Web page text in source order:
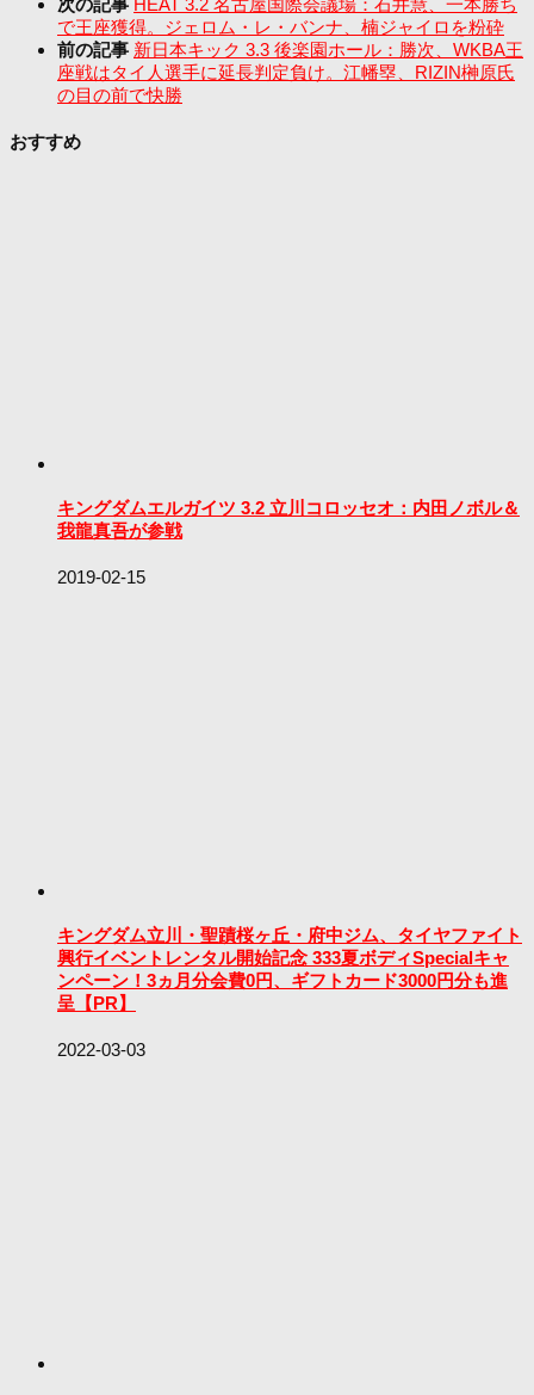
で王座獲得。ジェロム・レ・バンナ、楠ジャイロを粉砕
前の記事 新日本キック 3.3 後楽園ホール：勝次、WKBA王
座戦はタイ人選手に延長判定負け。江幡塁、RIZIN榊原氏
の目の前で快勝
おすすめ
キングダムエルガイツ 3.2 立川コロッセオ：内田ノボル＆
我龍真吾が参戦
2019-02-15
キングダム立川・聖蹟桜ヶ丘・府中ジム、タイヤファイト
興行イベントレンタル開始記念 333夏ボディSpecialキャ
ンペーン！3ヵ月分会費0円、ギフトカード3000円分も進
呈【PR】
2022-03-03